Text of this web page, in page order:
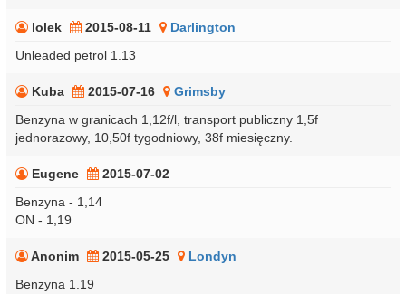
lolek 2015-08-11
Darlington
Unleaded petrol 1.13
Kuba 2015-07-16
Grimsby
Benzyna w granicach 1,12f/l, transport publiczny 1,5f
jednorazowy, 10,50f tygodniowy, 38f miesięczny.
Eugene
2015-07-02
Benzyna - 1,14
ON - 1,19
Anonim 2015-05-25
Londyn
Benzyna 1.19